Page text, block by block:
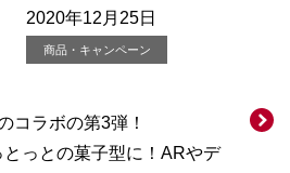
2020年12月25日
商品・キャンペーン
コラボの第3弾！
とっとの菓子型に！ARやデ